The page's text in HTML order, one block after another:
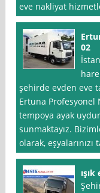
eve nakliyat
02
şehirde evden eve
Ertuna Profesyonel
tempoya ayak
sunmaktayız.
olarak,